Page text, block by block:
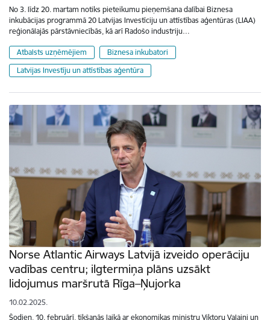
No 3. līdz 20. martam notiks pieteikumu pieņemšana dalībai Biznesa
inkubācijas programmā 20 Latvijas Investīciju un attīstības aģentūras (LIAA)
reģionālajās pārstāvniecībās, kā arī Radošo industriju…
Atbalsts uzņēmējiem
Biznesa inkubatori
Latvijas Investīju un attīstības aģentūra
Norse Atlantic Airways Latvijā izveido operāciju
vadības centru; ilgtermiņa plāns uzsākt
lidojumus maršrutā Rīga–Ņujorka
10.02.2025.
Šodien, 10. februārī, tikšanās laikā ar ekonomikas ministru Viktoru Valaini un